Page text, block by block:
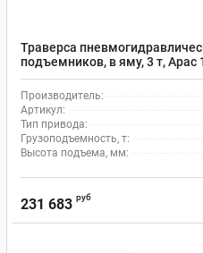
Траверса
подъемников, в яму, 3 т, Apac
Производитель:
Артикул:
Тип привода:
Грузоподъемность, т:
Высота подъема, мм:
231 683 руб